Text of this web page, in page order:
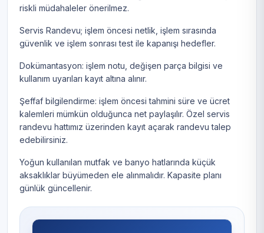
riskli müdahaleler önerilmez.
Servis Randevu; işlem öncesi netlik, işlem sırasında
güvenlik ve işlem sonrası test ile kapanışı hedefler.
Dokümantasyon: işlem notu, değişen parça bilgisi ve
kullanım uyarıları kayıt altına alınır.
Şeffaf bilgilendirme: işlem öncesi tahmini süre ve ücret
kalemleri mümkün olduğunca net paylaşılır. Özel servis
randevu hattımız üzerinden kayıt açarak randevu talep
edebilirsiniz.
Yoğun kullanılan mutfak ve banyo hatlarında küçük
aksaklıklar büyümeden ele alınmalıdır. Kapasite planı
günlük güncellenir.